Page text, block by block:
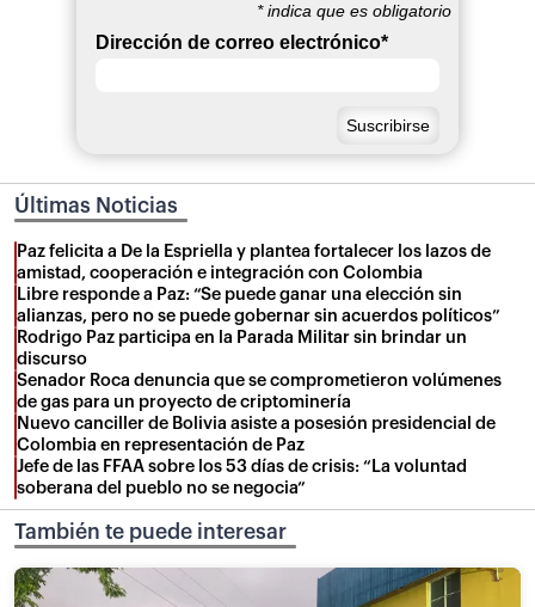
*indica que es obligatorio
Dirección de correo electrónico*
Últimas Noticias
Paz felicita a De la Espriella y plantea fortalecer los lazos de
amistad, cooperación e integración con Colombia
Libre responde a Paz: “Se puede ganar una elección sin
alianzas, pero no se puede gobernar sin acuerdos políticos”
Rodrigo Paz participa en la Parada Militar sin brindar un
discurso
Senador Roca denuncia que se comprometieron volúmenes
de gas para un proyecto de criptominería
Nuevo canciller de Bolivia asiste a posesión presidencial de
Colombia en representación de Paz
Jefe de las FFAA sobre los 53 días de crisis: “La voluntad
soberana del pueblo no se negocia”
También te puede interesar